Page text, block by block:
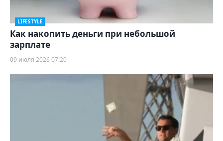
LIFESTYLE
Как накопить деньги при небольшой
зарплате
09 июля 2026 07:20